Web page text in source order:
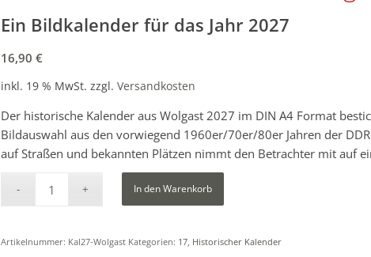
Ein Bildkalender für das Jahr 2027
16,90€
inkl. 19 % MwSt. zzgl.Versandkosten
Der historische Kalender aus Wolgast 2027 im DIN A4 Format
Bildauswahl aus den vorwiegend 1960er/70er/80er Jahren der
auf Straßen und bekannten Plätzen nimmt den Betrachter mit auf
In den Warenkorb
Artikelnummer: Kal27-Wolgast Kategorien: 17, Historischer Kalender